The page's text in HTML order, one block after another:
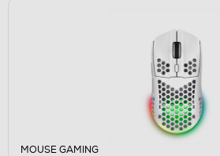
MOUSE GAMING